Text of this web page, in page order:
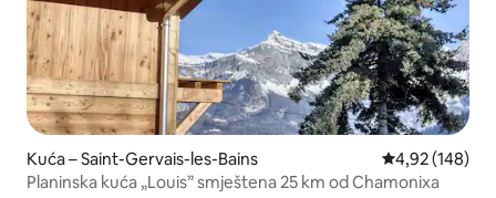
Kuća – Saint-Gervais-les-Bains Prosječna
4,92 (148)
Planinska kuća „Louis” smještena 25 km od Chamonixa